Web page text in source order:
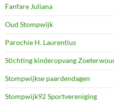
Fanfare Juliana
Oud Stompwijk
Parochie H. Laurentius
Stichting kinderopvang
Stompwijkse paardendagen
Stompwijk92 Sportvereniging